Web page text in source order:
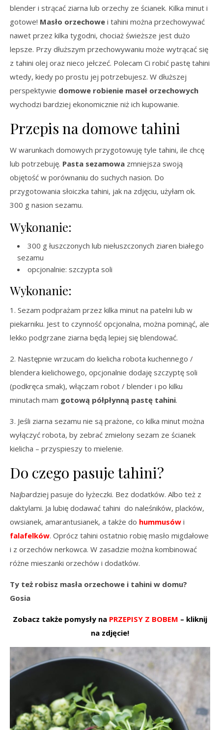
blender i strącać ziarna lub orzechy ze ścianek. Kilka minut i
gotowe! Masło orzechowe i tahini można przechowywać
nawet przez kilka tygodni, chociaż świeższe jest dużo
lepsze. Przy dłuższym przechowywaniu może wytrącać się
z tahini olej oraz nieco jełczeć. Polecam Ci robić pastę tahini
wtedy, kiedy po prostu jej potrzebujesz. W dłuższej
perspektywie domowe robienie maseł orzechowych
wychodzi bardziej ekonomicznie niż ich kupowanie.
Przepis na domowe tahini
W warunkach domowych przygotowuję tyle tahini, ile chcę
lub potrzebuję. Pasta sezamowa zmniejsza swoją
objętość w porównaniu do suchych nasion. Do
przygotowania słoiczka tahini, jak na zdjęciu, użyłam ok.
300 g nasion sezamu.
Wykonanie:
300 g łuszczonych lub niełuszczonych ziaren białego
sezamu
opcjonalnie: szczypta soli
Wykonanie:
1. Sezam podprażam przez kilka minut na patelni lub w
piekarniku. Jest to czynność opcjonalna, można pominąć, ale
lekko podgrzane ziarna będą lepiej się blendować.
2. Następnie wrzucam do kielicha robota kuchennego /
blendera kielichowego, opcjonalnie dodaję szczyptę soli
(podkręca smak), włączam robot / blender i po kilku
minutach mam gotową półpłynną pastę tahini.
3. Jeśli ziarna sezamu nie są prażone, co kilka minut można
wyłączyć robota, by zebrać zmielony sezam ze ścianek
kielicha – przyspieszy to mielenie.
Do czego pasuje tahini?
Najbardziej pasuje do łyżeczki. Bez dodatków. Albo też z
daktylami. Ja lubię dodawać tahini do naleśników, placków,
owsianek, amarantusianek, a także do hummusów i
falafelków. Oprócz tahini ostatnio robię masło migdałowe
i z orzechów nerkowca. W zasadzie można kombinować
różne mieszanki orzechów i dodatków.
Ty też robisz masła orzechowe i tahini w domu?
Gosia
Zobacz także pomysły na PRZEPISY Z BOBEM – kliknij
na zdjęcie!